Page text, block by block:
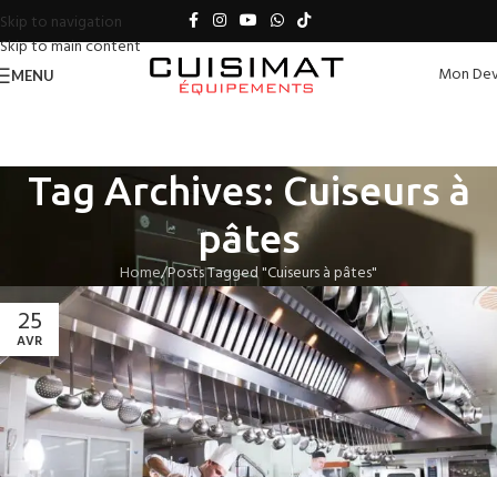
Skip to navigation
Skip to main content
MENU Mon
Tag Archives: Cuiseurs à
pâtes
Home Posts Tagged "Cuiseurs à pâtes"
25
AVR